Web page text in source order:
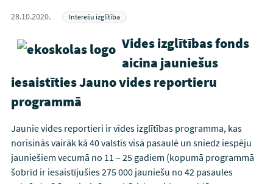
28.10.2020. Interešu izglītība
Vides izglītības fonds
aicina jauniešus
iesaistīties Jauno vides reportieru
programmā
Jaunie vides reportieri ir vides izglītības programma, kas
norisinās vairāk kā 40 valstīs visā pasaulē un sniedz iespēju
jauniešiem vecumā no 11 – 25 gadiem (kopumā programmā
šobrīd ir iesaistījušies 275 000 jauniešu no 42 pasaules